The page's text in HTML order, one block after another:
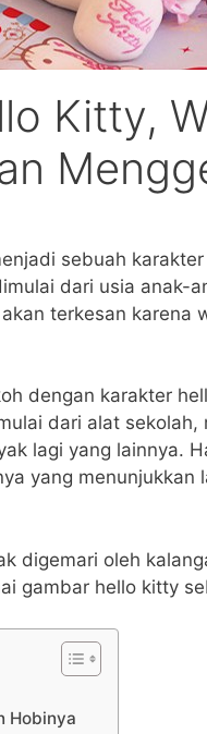
Kitty,
sebuah
dari usia anak-
terkesan karena
dengan karakter
dari alat sekolah,
lagi yang lainnya.
yang
digemari oleh
gambar hello kitty
Hobinya